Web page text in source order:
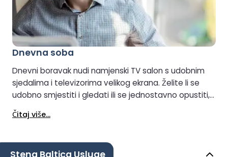
Dnevna soba
Dnevni boravak nudi namjenski TV salon s udobnim
sjedalima i televizorima velikog ekrana. Želite li se
udobno smjestiti i gledati ili se jednostavno opustiti,
izbor je vaš.
Čitaj više...